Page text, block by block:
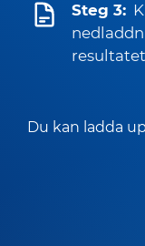
Steg 3:
Du kan ladda